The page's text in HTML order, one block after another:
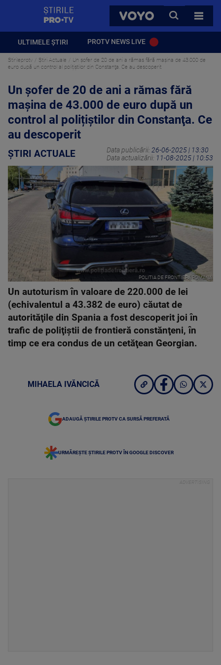
VOYO
CAUTA
TOATE
ULTIMELE ȘTIRI PROTV NEWS LIVE
Stirileprotv Știri Actuale
Un șofer de 20 de ani a rămas fără mașina de 43.000 de
euro după un control al polițiștilor din Constanţa. Ce au descoperit
Un șofer de 20 de ani a rămas fără
mașina de 43.000 de euro după un
control al polițiștilor din Constanţa. Ce
au descoperit
ȘTIRI ACTUALE Data publicării: 26-06-2025 | 13:30
Data actualizării: 11-08-2025 | 10:53
POLITIA DE FRONTIERA ROMANA
Un autoturism în valoare de 220.000 de lei
(echivalentul a 43.382 de euro) căutat de
autorităţile din Spania a fost descoperit joi în
trafic de poliţiştii de frontieră constănţeni, în
timp ce era condus de un cetăţean Georgian.
MIHAELA IVĂNCICĂ
ADAUGĂ ȘTIRILE PROTV CA SURSĂ PREFERATĂ
URMĂREȘTE ȘTIRILE PROTV ÎN GOOGLE DISCOVER